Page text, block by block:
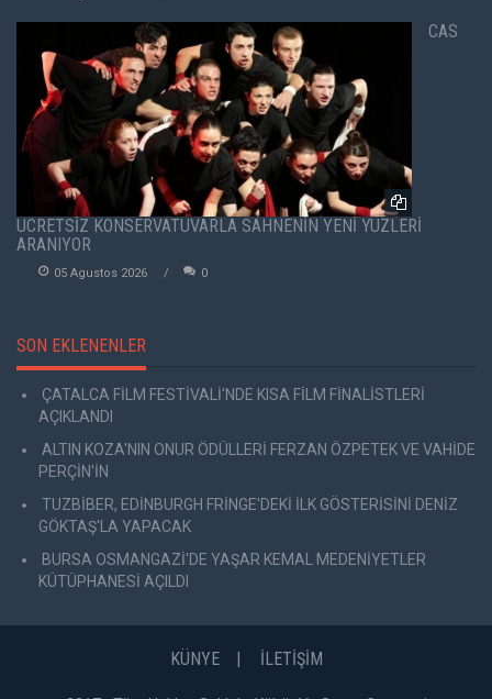
CAS
ÜCRETSİZ KONSERVATUVARLA SAHNENİN YENİ YÜZLERİ
ARANIYOR
05 Agustos 2026 0
SON EKLENENLER
ÇATALCA FİLM FESTİVALİ'NDE KISA FİLM FİNALİSTLERİ
AÇIKLANDI
ALTIN KOZA'NIN ONUR ÖDÜLLERİ FERZAN ÖZPETEK VE VAHİDE
PERÇİN'İN
TUZBİBER, EDİNBURGH FRİNGE'DEKİ İLK GÖSTERİSİNİ DENİZ
GÖKTAŞ'LA YAPACAK
BURSA OSMANGAZİ'DE YAŞAR KEMAL MEDENİYETLER
KÜTÜPHANESİ AÇILDI
KÜNYE İLETİŞİM